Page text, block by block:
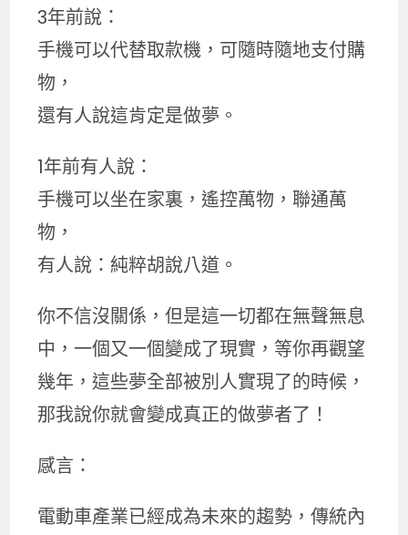
3年前說：
手機可以代替取款機，可隨時隨地支付購
物，
還有人說這肯定是做夢。
1年前有人說：
手機可以坐在家裏，遙控萬物，聯通萬
物，
有人說：純粹胡說八道。
你不信沒關係，但是這一切都在無聲無息
中，一個又一個變成了現實，等你再觀望
幾年，這些夢全部被別人實現了的時候，
那我說你就會變成真正的做夢者了！
感言：
電動車產業已經成為未來的趨勢，傳統內